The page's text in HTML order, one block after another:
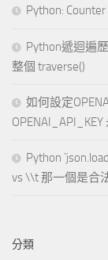
Python:
Python遞迴遍
整個 traverse()
如何設定
Python
vs \\t 那一個是合
分類